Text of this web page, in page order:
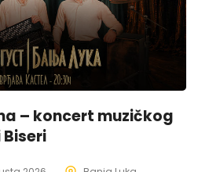
– koncert muzičkog